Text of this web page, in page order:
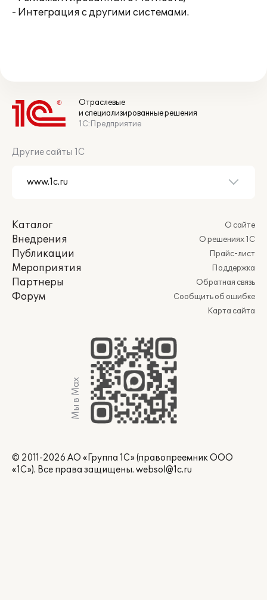
- Интеграция с другими системами.
Отраслевые
и специализированные решения
1С:Предприятие
Другие сайты 1С
Каталог
Внедрения
Публикации
Мероприятия
Партнеры
Форум
О сайте
О решениях 1С
Прайс-лист
Поддержка
Обратная связь
Сообщить об ошибке
Карта сайта
Мы в Max
© 2011-2026 АО «Группа 1С» (правопреемник ООО
«1С»). Все права защищены. websol@1c.ru